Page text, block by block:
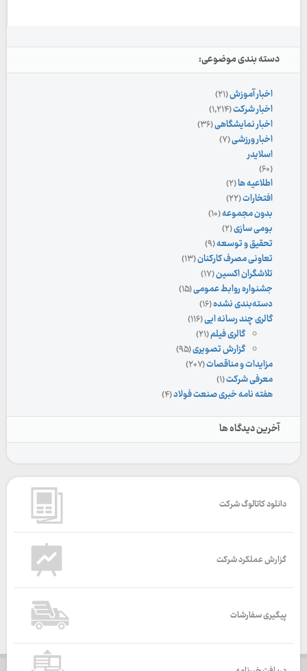
دسته بندی موضوعی:
اخبار آموزش(۲۱)
اخبار شرکت(۱,۲۱۴)
اخبار نمایشگاهی(۳۶)
اخبار ورزشی(۷)
اسلایدر
(۶۰)
اطلاعیه ها(۲)
افتخارات(۲۲)
بدون مجموعه(۱۰)
بومی سازی(۲)
تحقیق و توسعه(۹)
تعاونی مصرف کارکنان(۱۳)
تلاشگران اکسین(۱۷)
جشنواره روابط عمومی(۱۵)
دسته‌بندی نشده(۱۶)
گالری چند رسانه ایی(۱۱۶)
گالری فیلم(۲۱)
گزارش تصویری(۹۵)
مزایدات و مناقصات(۲۰۷)
معرفی شرکت(۱)
هفته نامه خبری صنعت فولاد(۴)
آخرین دیدگاه ها
دانلود کاتالوگ شرکت
گزارش عملکرد شرکت
پیگیری سفارشات